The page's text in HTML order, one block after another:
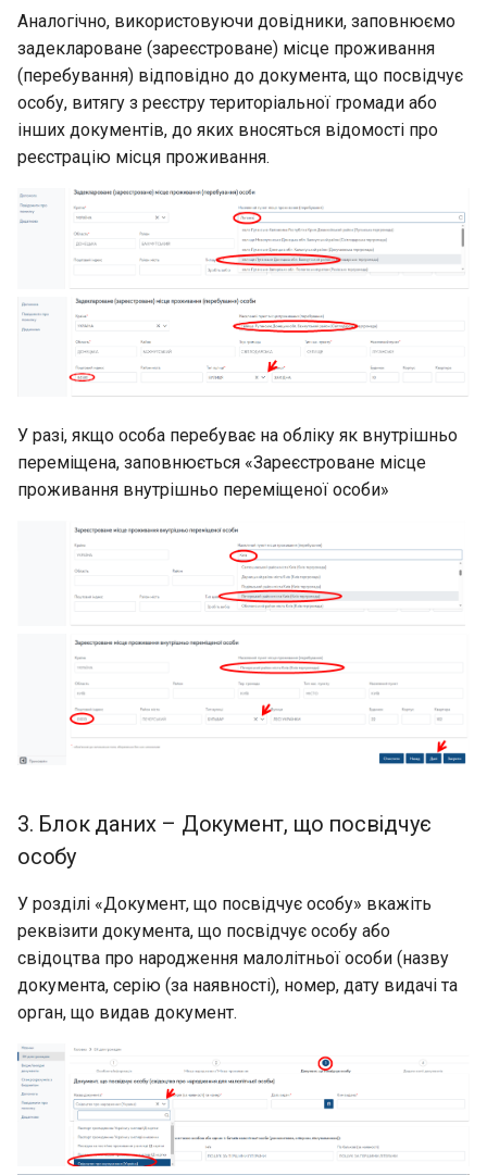
Аналогічно, використовуючи довідники, заповнюємо
задеклароване (зареєстроване) місце проживання
(перебування) відповідно до документа, що посвідчує
особу, витягу з реєстру територіальної громади або
інших документів, до яких вносяться відомості про
реєстрацію місця проживання.
У разі, якщо особа перебуває на обліку як внутрішньо
переміщена, заповнюється «Зареєстроване місце
проживання внутрішньо переміщеної особи»
3. Блок даних – Документ, що посвідчує
особу
У розділі «Документ, що посвідчує особу» вкажіть
реквізити документа, що посвідчує особу або
свідоцтва про народження малолітньої особи (назву
документа, серію (за наявності), номер, дату видачі та
орган, що видав документ.